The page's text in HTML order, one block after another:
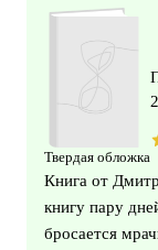
Твердая обложка
Книга от
книгу пару
бросается